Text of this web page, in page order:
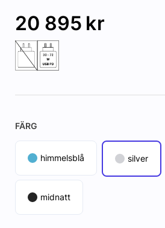
20 895 kr
FÄRG
himmelsblå silver
midnatt